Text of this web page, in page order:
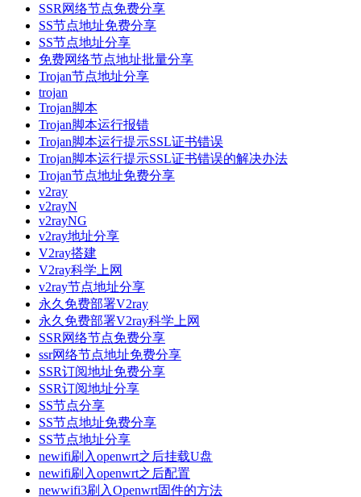
SSR网络节点免费分享
SS节点地址免费分享
SS节点地址分享
免费网络节点地址批量分享
Trojan节点地址分享
trojan
Trojan脚本
Trojan脚本运行报错
Trojan脚本运行提示SSL证书错误
Trojan脚本运行提示SSL证书错误的解决办法
Trojan节点地址免费分享
v2ray
v2rayN
v2rayNG
v2ray地址分享
V2ray搭建
V2ray科学上网
v2ray节点地址分享
永久免费部署V2ray
永久免费部署V2ray科学上网
SSR网络节点免费分享
ssr网络节点地址免费分享
SSR订阅地址免费分享
SSR订阅地址分享
SS节点分享
SS节点地址免费分享
SS节点地址分享
newifi刷入openwrt之后挂载U盘
newifi刷入openwrt之后配置
newwifi3刷入Openwrt固件的方法